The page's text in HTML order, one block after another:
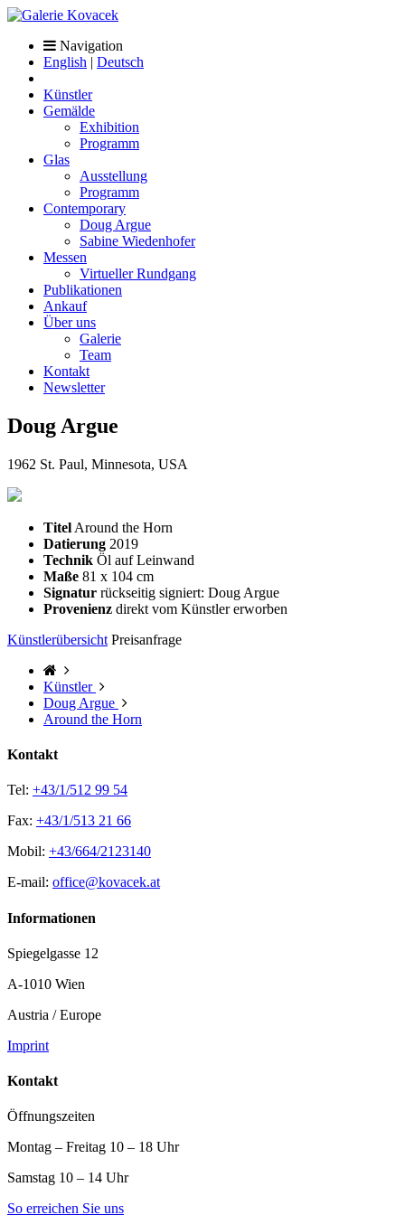
Navigation
English | Deutsch
Künstler
Gemälde
Exhibition
Programm
Glas
Ausstellung
Programm
Contemporary
Doug Argue
Sabine Wiedenhofer
Messen
Virtueller Rundgang
Publikationen
Ankauf
Über uns
Galerie
Team
Kontakt
Newsletter
Doug Argue
1962 St. Paul, Minnesota, USA
Titel Around the Horn
Datierung 2019
Technik Öl auf Leinwand
Maße 81 x 104 cm
Signatur rückseitig signiert: Doug Argue
Provenienz direkt vom Künstler erworben
Künstlerübersicht Preisanfrage
Künstler
Doug Argue
Around the Horn
Kontakt
Tel: +43/1/512 99 54
Fax: +43/1/513 21 66
Mobil: +43/664/2123140
E-mail: office@kovacek.at
Informationen
Spiegelgasse 12
A-1010 Wien
Austria / Europe
Imprint
Kontakt
Öffnungszeiten
Montag – Freitag 10 – 18 Uhr
Samstag 10 – 14 Uhr
So erreichen Sie uns